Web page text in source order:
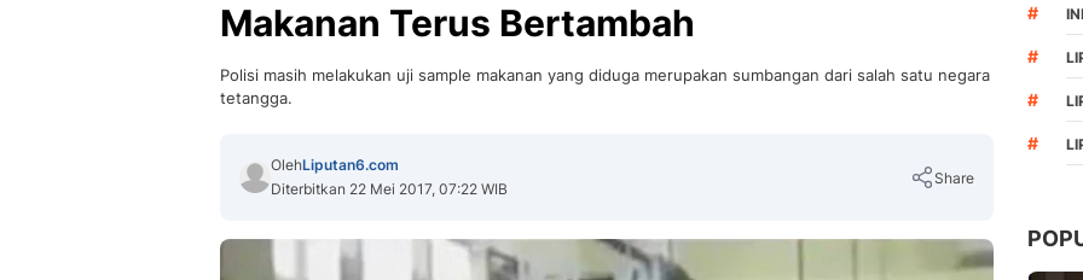
Makanan Terus Bertambah
Polisi masih melakukan uji sample makanan yang diduga merupakan sumbangan dari salah satu negara
tetangga.
OlehLiputan6.com
Diterbitkan 22 Mei 2017, 07:22 WIB
Share
#
#
#
#